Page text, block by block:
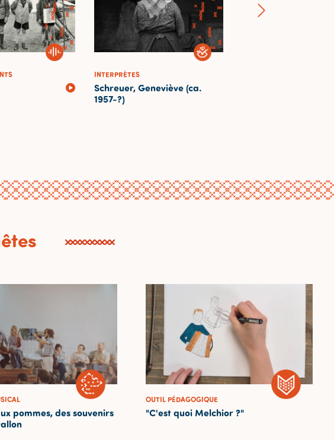
INTERPRÈTES
Schreuer, Geneviève (ca.
1957-?)
pommes, des souvenirs
OUTIL PÉDAGOGIQUE
"C'est quoi Melchior ?"